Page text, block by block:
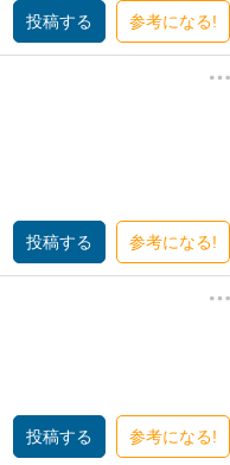
参考になる!
参考になる!
参考になる!